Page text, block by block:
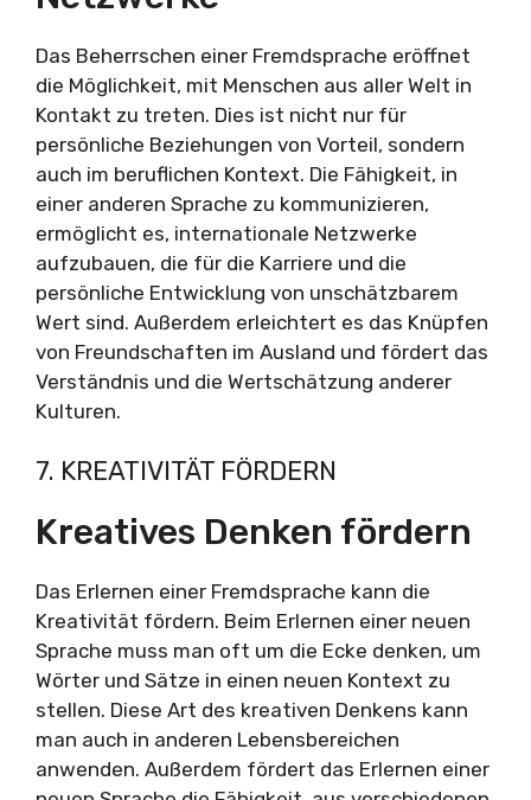
Das Beherrschen einer Fremdsprache eröffnet
die Möglichkeit, mit Menschen aus aller Welt in
Kontakt zu treten. Dies ist nicht nur für
persönliche Beziehungen von Vorteil, sondern
auch im beruflichen Kontext. Die Fähigkeit, in
einer anderen Sprache zu kommunizieren,
ermöglicht es, internationale Netzwerke
aufzubauen, die für die Karriere und die
persönliche Entwicklung von unschätzbarem
Wert sind. Außerdem erleichtert es das Knüpfen
von Freundschaften im Ausland und fördert das
Verständnis und die Wertschätzung anderer
Kulturen.
7. KREATIVITÄT FÖRDERN
Kreatives Denken fördern
Das Erlernen einer Fremdsprache kann die
Kreativität fördern. Beim Erlernen einer neuen
Sprache muss man oft um die Ecke denken, um
Wörter und Sätze in einen neuen Kontext zu
stellen. Diese Art des kreativen Denkens kann
man auch in anderen Lebensbereichen
anwenden. Außerdem fördert das Erlernen einer